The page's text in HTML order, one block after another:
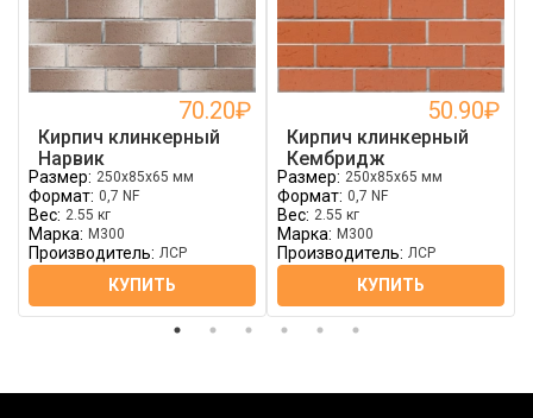
70.20₽
Кирпич клинкерный
Нарвик
Размер: 250x85x65 мм
Формат: 0,7 NF
Вес: 2.55 кг
Марка: М300
Производитель: ЛСР
КУПИТЬ
50.90₽
Кирпич клинкерный
Кембридж
Размер: 250x85x65 мм
Формат: 0,7 NF
Вес: 2.55 кг
Марка: М300
Производитель: ЛСР
КУПИТЬ